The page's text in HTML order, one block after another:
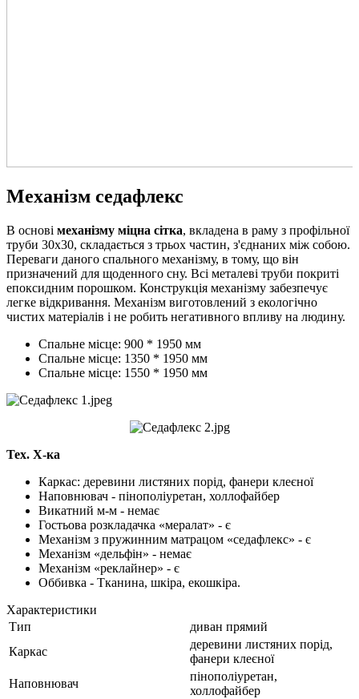
Механізм седафлекс
В основі механізму міцна сітка, вкладена в раму з профільної
труби 30х30, складається з трьох частин, з'єднаних між собою.
Переваги даного спального механізму, в тому, що він
призначений для щоденного сну. Всі металеві труби покриті
епоксидним порошком. Конструкція механізму забезпечує
легке відкривання. Механізм виготовлений з екологічно
чистих матеріалів і не робить негативного впливу на людину.
Спальне місце: 900 * 1950 мм
Спальне місце: 1350 * 1950 мм
Спальне місце: 1550 * 1950 мм
Тех. Х-ка
Каркас: деревини листяних порід, фанери клеєної
Наповнювач - пінополіуретан, холлофайбер
Викатний м-м - немає
Гостьова розкладачка «мералат» - є
Механізм з пружинним матрацом «седафлекс» - є
Механізм «дельфін» - немає
Механізм «реклайнер» - є
Оббивка - Тканина, шкіра, екошкіра.
Характеристики
Тип
диван прямий
Каркас
деревини листяних порід,
фанери клеєної
Наповнювач
пінополіуретан,
холлофайбер